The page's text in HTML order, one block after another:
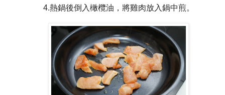
4.熱鍋後倒入橄欖油，將雞肉放入鍋中煎。